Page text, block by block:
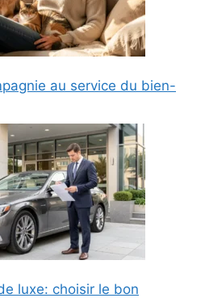
au service du bien-
luxe: choisir le bon